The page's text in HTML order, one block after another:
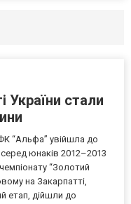
України стали
“Альфа” увійшла до
юнаків 2012–2013
“Золотий
на Закарпатті,
етап, дійшли до